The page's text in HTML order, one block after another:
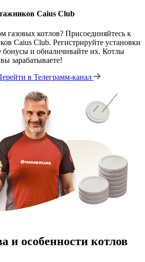
Caius Club
газовых котлов? Присоединяйтесь к
Caius Club. Регистрируйте установки
бонусы и обналичивайте их. Котлы
зарабатываете!
в Телеграмм-канал
и особенности котлов